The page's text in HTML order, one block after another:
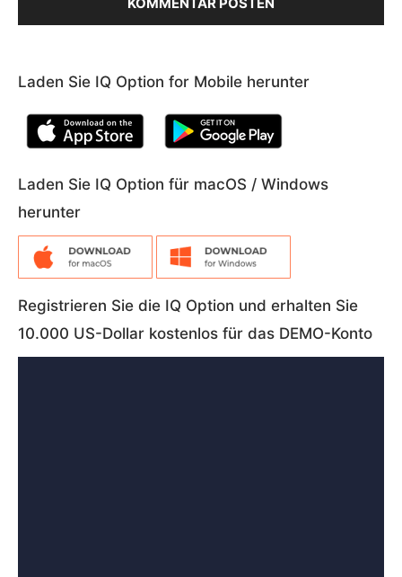
Laden Sie IQ Option for Mobile herunter
Laden Sie IQ Option für macOS / Windows
herunter
Registrieren Sie die IQ Option und erhalten Sie
10.000 US-Dollar kostenlos für das DEMO-Konto